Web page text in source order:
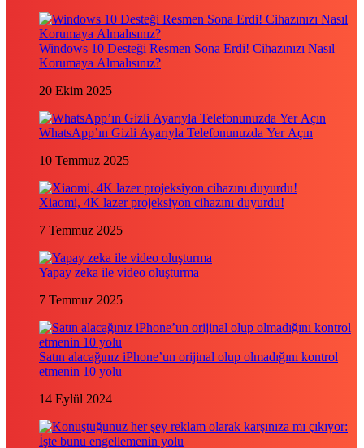
Windows 10 Desteği Resmen Sona Erdi! Cihazınızı Nasıl
Korumaya Almalısınız?
20 Ekim 2025
WhatsApp’ın Gizli Ayarıyla Telefonunuzda Yer Açın
10 Temmuz 2025
Xiaomi, 4K lazer projeksiyon cihazını duyurdu!
7 Temmuz 2025
Yapay zeka ile video oluşturma
7 Temmuz 2025
Satın alacağınız iPhone’un orijinal olup olmadığını kontrol
etmenin 10 yolu
14 Eylül 2024